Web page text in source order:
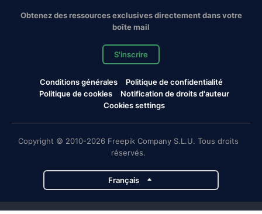
Obtenez des ressources exclusives directement dans votre
boîte mail
S'inscrire
Conditions générales
Politique de confidentialité
Politique de cookies
Notification de droits d'auteur
Cookies settings
Copyright © 2010-2026 Freepik Company S.L.U. Tous droits
réservés.
Français